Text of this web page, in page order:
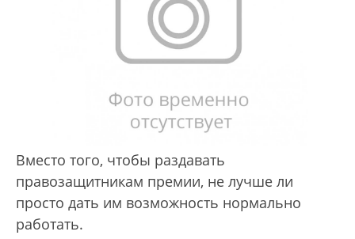
Вместо того, чтобы раздавать
правозащитникам премии, не лучше ли
просто дать им возможность нормально
работать.